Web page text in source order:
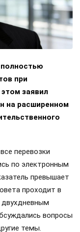
полностью
при
заявил
на расширенном
перевозки
по электронным
превышает
проходит в
вопросы
темы.